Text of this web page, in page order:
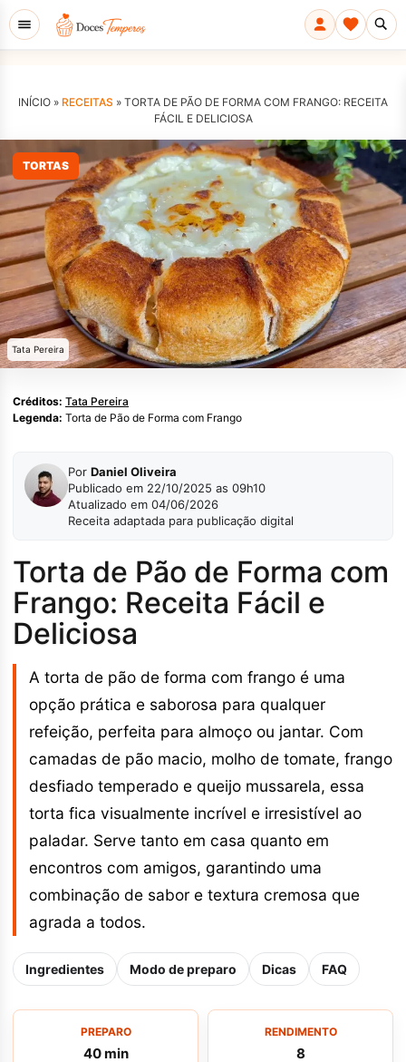
INÍCIO » RECEITAS » TORTA DE PÃO DE FORMA COM FRANGO: RECEITA
FÁCIL E DELICIOSA
TORTAS
Tata Pereira
Créditos: Tata Pereira
Legenda: Torta de Pão de Forma com Frango
Por Daniel Oliveira
Publicado em 22/10/2025 as 09h10
Atualizado em 04/06/2026
Receita adaptada para publicação digital
Torta de Pão de Forma com
Frango: Receita Fácil e
Deliciosa
A torta de pão de forma com frango é uma
opção prática e saborosa para qualquer
refeição, perfeita para almoço ou jantar. Com
camadas de pão macio, molho de tomate, frango
desfiado temperado e queijo mussarela, essa
torta fica visualmente incrível e irresistível ao
paladar. Serve tanto em casa quanto em
encontros com amigos, garantindo uma
combinação de sabor e textura cremosa que
agrada a todos.
Ingredientes Modo de preparo Dicas FAQ
PREPARO
40 min
RENDIMENTO
8